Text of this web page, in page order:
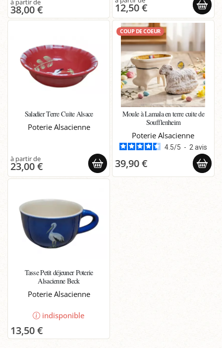
38,00 € 12,50 €
Saladier Terre Cuite Alsace
Poterie Alsacienne
23,00 €
COUP DE COEUR
Moule à Lamala en terre cuite de
Soufflenheim
Poterie Alsacienne
4.5/5 - 2 avis
39,90 €
Tasse Petit déjeuner Poterie
Alsacienne Beck
Poterie Alsacienne
indisponible
13,50 €